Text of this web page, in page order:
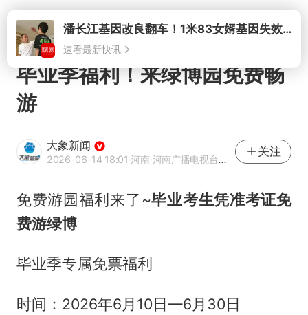
打开
毕业季福利！来绿博园免费畅
游
大象新闻
2026-06-14 18:01·河南·河南广播电视台官方网易号
关注
免费游园福利来了~毕业考生凭准考证免
费游绿博
毕业季专属免票福利
时间：2026年6月10日—6月30日